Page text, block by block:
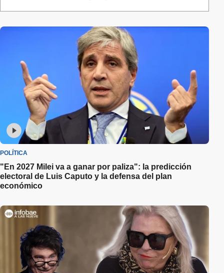
POLÍTICA
"En 2027 Milei va a ganar por paliza": la predicción
electoral de Luis Caputo y la defensa del plan
económico